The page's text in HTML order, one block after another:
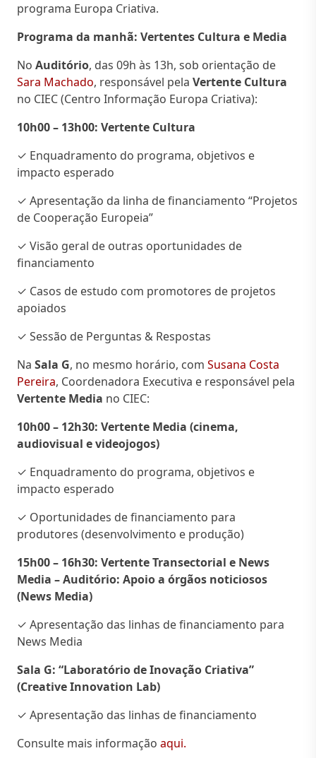
programa Europa Criativa.
Programa da manhã: Vertentes Cultura e Media
No Auditório, das 09h às 13h, sob orientação de
Sara Machado, responsável pela Vertente Cultura
no CIEC (Centro Informação Europa Criativa):
10h00 – 13h00: Vertente Cultura
✓ Enquadramento do programa, objetivos e
impacto esperado
✓ Apresentação da linha de financiamento “Projetos
de Cooperação Europeia”
✓ Visão geral de outras oportunidades de
financiamento
✓ Casos de estudo com promotores de projetos
apoiados
✓ Sessão de Perguntas & Respostas
Na Sala G, no mesmo horário, com Susana Costa
Pereira, Coordenadora Executiva e responsável pela
Vertente Media no CIEC:
10h00 – 12h30: Vertente Media (cinema,
audiovisual e videojogos)
✓ Enquadramento do programa, objetivos e
impacto esperado
✓ Oportunidades de financiamento para
produtores (desenvolvimento e produção)
15h00 – 16h30: Vertente Transectorial e News
Media –Auditório: Apoio a órgãos noticiosos
(News Media)
✓ Apresentação das linhas de financiamento para
News Media
Sala G: “Laboratório de Inovação Criativa”
(Creative Innovation Lab)
✓ Apresentação das linhas de financiamento
Consulte mais informação aqui.